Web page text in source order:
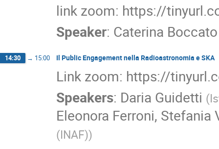
link zoom: https://
Speaker: Caterina Boccato
14:30 → 15:00 Il Public Engagement nella Radioastronomia e SKA
Link zoom: https://
Speakers: Daria Guidetti (
Eleonora Ferroni, Stefania
(INAF))